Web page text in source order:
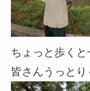
ちょっと歩くと
皆さんうっとり